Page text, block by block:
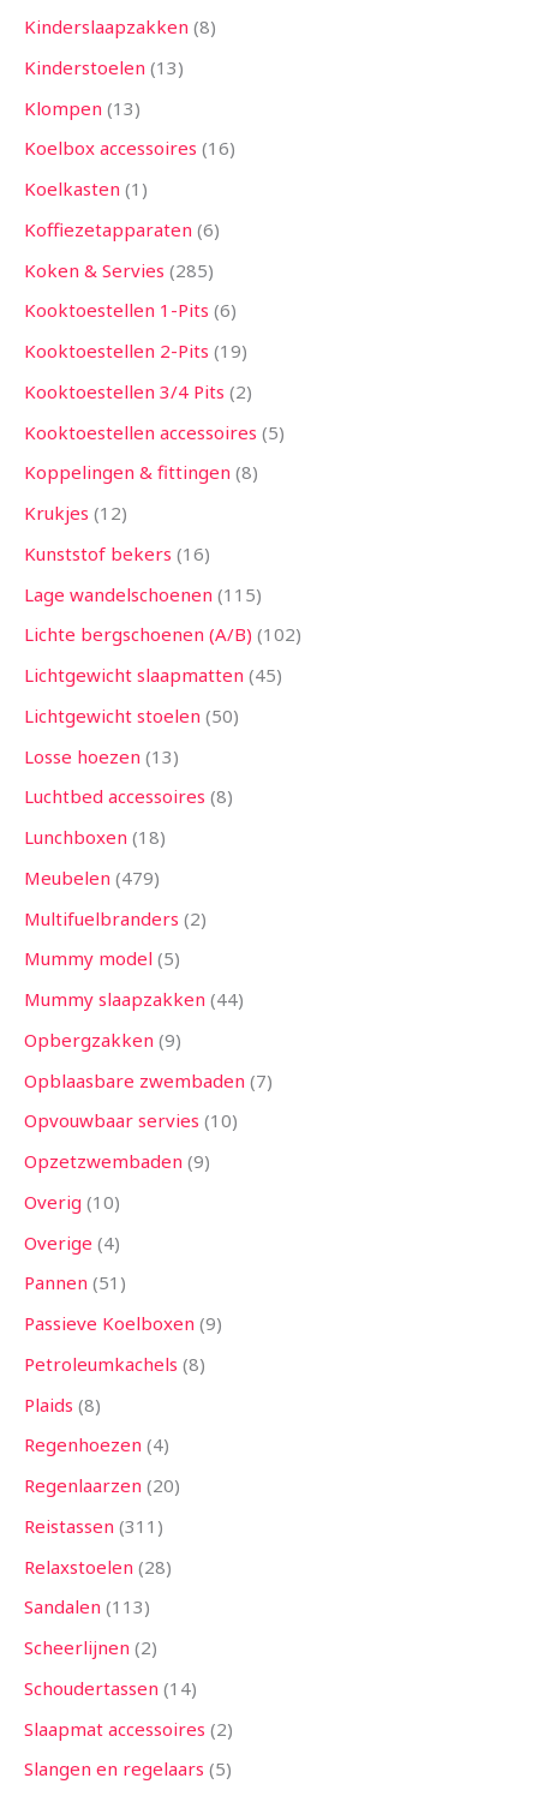
Kinderslaapzakken 8
Kinderstoelen 13
Klompen 13
Koelbox accessoires 16
Koelkasten 1
Koffiezetapparaten 6
Koken & Servies 285
Kooktoestellen 1-Pits 6
Kooktoestellen 2-Pits 19
Kooktoestellen 3/4 Pits 2
Kooktoestellen accessoires 5
Koppelingen & fittingen 8
Krukjes 12
Kunststof bekers 16
Lage wandelschoenen 115
Lichte bergschoenen (A/B) 102
Lichtgewicht slaapmatten 45
Lichtgewicht stoelen 50
Losse hoezen 13
Luchtbed accessoires 8
Lunchboxen 18
Meubelen 479
Multifuelbranders 2
Mummy model 5
Mummy slaapzakken 44
Opbergzakken 9
Opblaasbare zwembaden 7
Opvouwbaar servies 10
Opzetzwembaden 9
Overig 10
Overige 4
Pannen 51
Passieve Koelboxen 9
Petroleumkachels 8
Plaids 8
Regenhoezen 4
Regenlaarzen 20
Reistassen 311
Relaxstoelen 28
Sandalen 113
Scheerlijnen 2
Schoudertassen 14
Slaapmat accessoires 2
Slangen en regelaars 5